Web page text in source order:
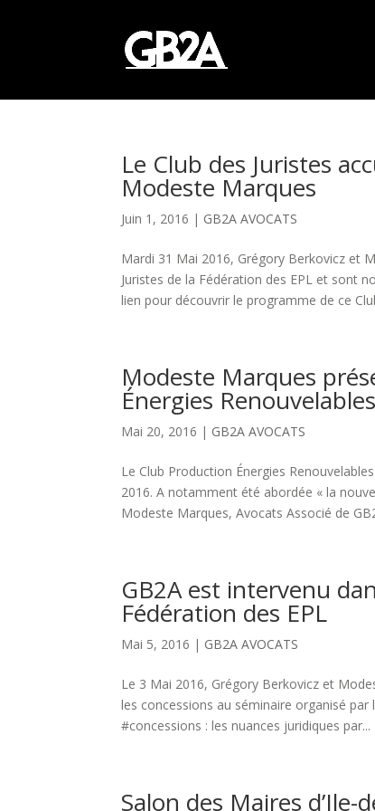
Le Club des Juristes
Modeste Marques
Juin 1, 2016 | GB2A AVOCATS
Mardi 31 Mai 2016, Grégory Berkovicz et
Juristes de la Fédération des EPL et sont
lien pour découvrir le programme de ce
Modeste Marques
Énergies Renouvelables
Mai 20, 2016 | GB2A AVOCATS
Le Club Production Énergies
2016. A notamment été abordée « la
Modeste Marques, Avocats Associé de
GB2A est intervenu
Fédération des EPL
Mai 5, 2016 | GB2A AVOCATS
Le 3 Mai 2016, Grégory Berkovicz et
les concessions au séminaire organisé
#concessions : les nuances juridiques par...
Salon des Maires